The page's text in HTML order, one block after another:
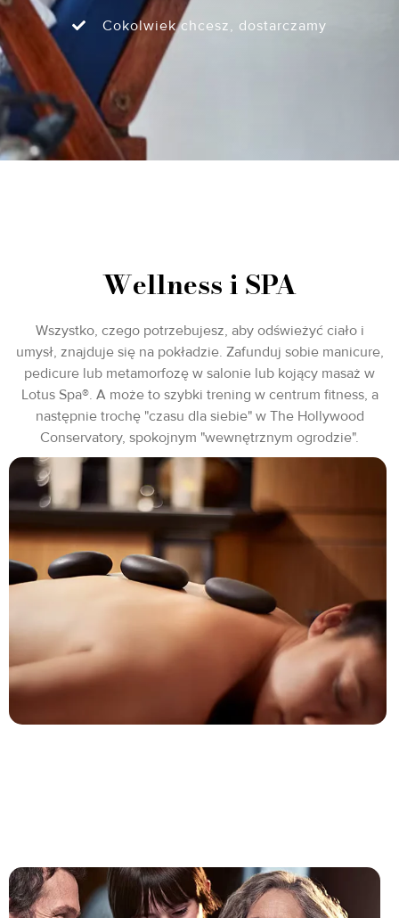
Cokolwiek chcesz, dostarczamy
Wellness i SPA
Wszystko, czego potrzebujesz, aby odświeżyć ciało i
umysł, znajduje się na pokładzie. Zafunduj sobie manicure,
pedicure lub metamorfozę w salonie lub kojący masaż w
Lotus Spa®. A może to szybki trening w centrum fitness, a
następnie trochę "czasu dla siebie" w The Hollywood
Conservatory, spokojnym "wewnętrznym ogrodzie".